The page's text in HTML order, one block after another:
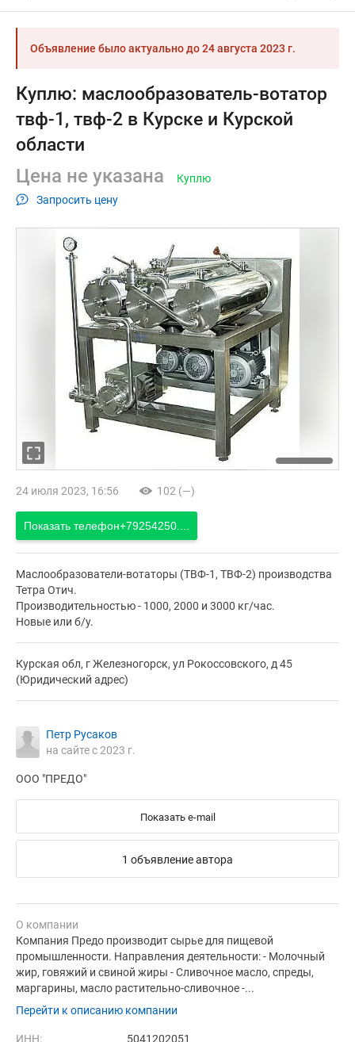
Объявление было актуально до24 августа 2023 г.
Куплю: маслообразователь-вотатор
твф-1, твф-2 в Курске и Курской
области
Цена не указана
Запросить цену
Куплю
24 июля 2023, 16:56 102 (—)
Показать телефон+79254250....
Маслообразователи-вотаторы (ТВФ-1, ТВФ-2) производства
Тетра Отич.
Производительностью - 1000, 2000 и 3000 кг/час.
Новые или б/у.
Курская обл, г Железногорск, ул Рокоссовского, д 45
(Юридический адрес)
Петр Русаков
на сайте с 2023 г.
ООО "ПРЕДО"
Показать e-mail
1 объявление автора
О компании
Компания Предо производит сырье для пищевой
промышленности. Направления деятельности: - Молочный
жир, говяжий и свиной жиры - Сливочное масло, спреды,
маргарины, масло растительно-сливочное -...
Перейти к описанию компании
ИНН: 5041202051